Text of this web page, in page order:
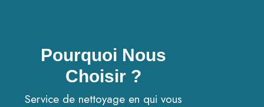
Pourquoi Nous
Choisir ?
Service de nettoyage en qui vous